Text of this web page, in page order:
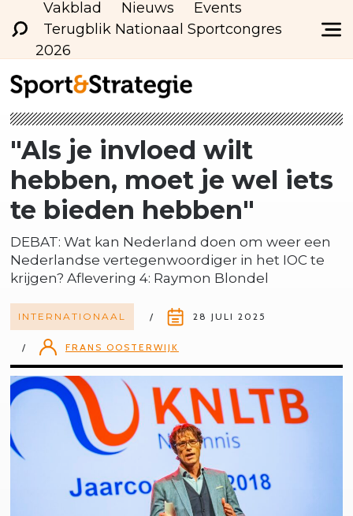
Vakblad Nieuws
Events
Terugblik Nationaal Sportcongres
2026
"Als je invloed wilt
hebben, moet je wel iets
te bieden hebben"
DEBAT: Wat kan Nederland doen om weer een
Nederlandse vertegenwoordiger in het IOC te
krijgen? Aflevering 4: Raymon Blondel
INTERNATIONAAL 28 JULI 2025
FRANS OOSTERWIJK